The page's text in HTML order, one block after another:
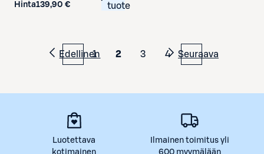
Hinta139,90 €
tuote
Edellinen
1 2 3 4 Seuraava
Luotettava
kotimainen
Ilmainen toimitus yli
600 myymälään